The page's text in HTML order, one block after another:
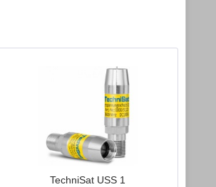
TechniSat USS 1